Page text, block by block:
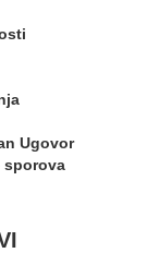
Ugovor
sporova